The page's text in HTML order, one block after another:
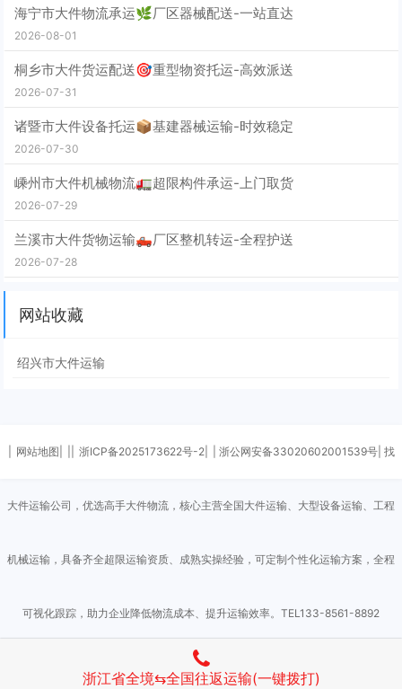
海宁市大件物流承运🌿厂区器械配送-一站直达
2026-08-01
桐乡市大件货运配送🎯重型物资托运-高效派送
2026-07-31
诸暨市大件设备托运📦基建器械运输-时效稳定
2026-07-30
嵊州市大件机械物流🚛超限构件承运-上门取货
2026-07-29
兰溪市大件货物运输🛻厂区整机转运-全程护送
2026-07-28
网站收藏
绍兴市大件运输
网站地图| 浙ICP备2025173622号-2| | 浙公网安备33020602001539号| 找
大件运输公司，优选高手大件物流，核心主营全国大件运输、大型设备运输、工程
机械运输，具备齐全超限运输资质、成熟实操经验，可定制个性化运输方案，全程
可视化跟踪，助力企业降低物流成本、提升运输效率。TEL133-8561-8892
Powered by Z-BlogPHP
浙江省全境⇆全国往返运输(一键拨打)